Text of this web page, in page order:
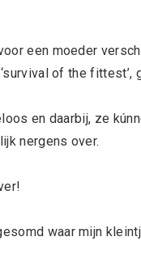
een moeder
of the
en daarbij, ze
nergens over.
waar mijn